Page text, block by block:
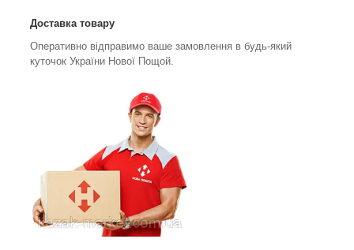
Доставка товару
Оперативно відправимо ваше замовлення в будь-який
куточок України Нової Пощой.